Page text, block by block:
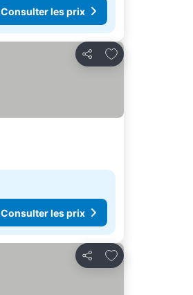
Consulter les prix
Partager
Ajouter à mes
Consulter les prix
Partager
Ajouter à mes